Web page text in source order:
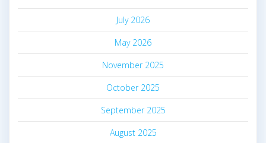
July 2026
May 2026
November 2025
October 2025
September 2025
August 2025